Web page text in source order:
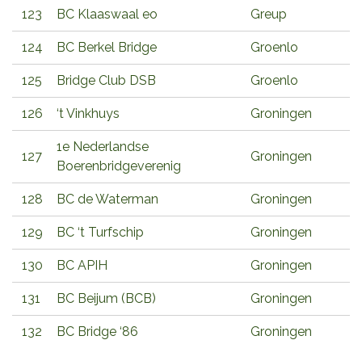
123 BC Klaaswaal eo Greup
124 BC Berkel Bridge Groenlo
125 Bridge Club DSB Groenlo
126 ‘t Vinkhuys Groningen
127
1e Nederlandse
Boerenbridgeverenig
Groningen
128 BC de Waterman Groningen
129 BC ‘t Turfschip Groningen
130 BC APIH Groningen
131 BC Beijum (BCB) Groningen
132 BC Bridge ‘86 Groningen